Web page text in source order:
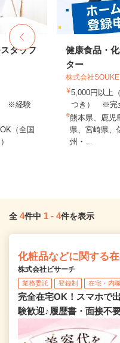
タッフ
※経験
（全国
健康食品・
ター
株式会社
5,000円以上
つき） ※完
熊本県、鹿児
県、宮崎県、
州・...
全 4件中 1 - 4件を表示
化粧品などに関する
株式会社ビサーチ
業務委託 登録制 在宅・内職
完全在宅OK！スマホで
験歓迎♪履歴書・面接不